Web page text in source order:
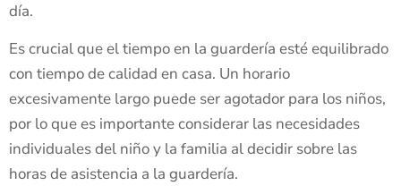
día.
Es crucial que el tiempo en la guardería esté equilibrado
con tiempo de calidad en casa. Un horario
excesivamente largo puede ser agotador para los niños,
por lo que es importante considerar las necesidades
individuales del niño y la familia al decidir sobre las
horas de asistencia a la guardería.